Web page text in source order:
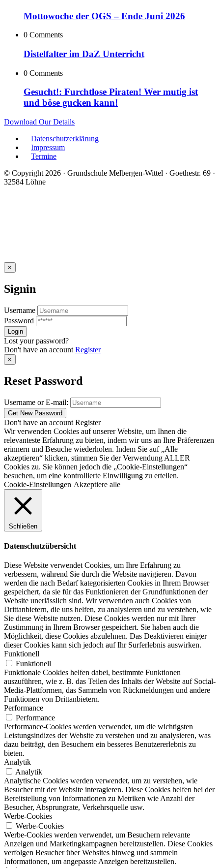
Mottowoche der OGS – Ende Juni 2026
0 Comments
Distelfalter im DaZ Unterricht
0 Comments
Gesucht!: Furchtlose Piraten! Wer mutig ist
und böse gucken kann!
Download Our Details
Datenschutzerklärung
Impressum
Termine
© Copyright 2026 · Grundschule Melbergen-Wittel · Goethestr. 69 ·
32584 Löhne
×
Signin
Username
Password
Lost your password?
Don't have an account Register
×
Reset Password
Username or E-mail:
Don't have an account Register
Wir verwenden Cookies auf unserer Website, um Ihnen die
relevanteste Erfahrung zu bieten, indem wir uns an Ihre Präferenzen
erinnern und Besuche wiederholen. Indem Sie auf „Alle
akzeptieren“ klicken, stimmen Sie der Verwendung ALLER
Cookies zu. Sie können jedoch die „Cookie-Einstellungen“
besuchen, um eine kontrollierte Einwilligung zu erteilen.
Cookie-Einstellungen Akzeptiere alle
Schließen
Datenschutzübersicht
Diese Website verwendet Cookies, um Ihre Erfahrung zu
verbessern, während Sie durch die Website navigieren. Davon
werden die nach Bedarf kategorisierten Cookies in Ihrem Browser
gespeichert, da sie für das Funktionieren der Grundfunktionen der
Website unerlässlich sind. Wir verwenden auch Cookies von
Drittanbietern, die uns helfen, zu analysieren und zu verstehen, wie
Sie diese Website nutzen. Diese Cookies werden nur mit Ihrer
Zustimmung in Ihrem Browser gespeichert. Sie haben auch die
Möglichkeit, diese Cookies abzulehnen. Das Deaktivieren einiger
dieser Cookies kann sich jedoch auf Ihr Surferlebnis auswirken.
Funktionell
Funktionell
Funktionale Cookies helfen dabei, bestimmte Funktionen
auszuführen, wie z. B. das Teilen des Inhalts der Website auf Social-
Media-Plattformen, das Sammeln von Rückmeldungen und andere
Funktionen von Drittanbietern.
Performance
Performance
Performance-Cookies werden verwendet, um die wichtigsten
Leistungsindizes der Website zu verstehen und zu analysieren, was
dazu beiträgt, den Besuchern ein besseres Benutzererlebnis zu
bieten.
Analytik
Analytik
Analytische Cookies werden verwendet, um zu verstehen, wie
Besucher mit der Website interagieren. Diese Cookies helfen bei der
Bereitstellung von Informationen zu Metriken wie Anzahl der
Besucher, Absprungrate, Verkehrsquelle usw.
Werbe-Cookies
Werbe-Cookies
Werbe-Cookies werden verwendet, um Besuchern relevante
Anzeigen und Marketingkampagnen bereitzustellen. Diese Cookies
verfolgen Besucher über Websites hinweg und sammeln
Informationen, um angepasste Anzeigen bereitzustellen.